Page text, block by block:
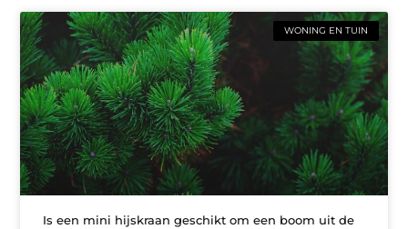
WONING EN TUIN
Is een mini hijskraan geschikt om een boom uit de